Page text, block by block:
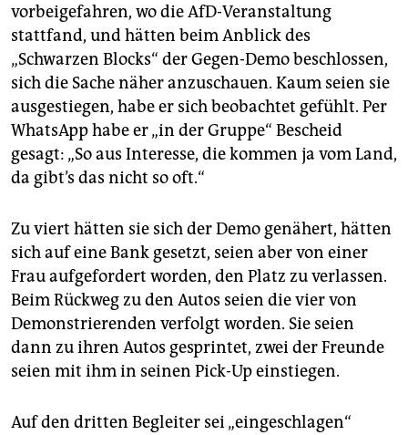
vorbeigefahren, wo die AfD-Veranstaltung
stattfand, und hätten beim Anblick des
„Schwarzen Blocks“ der Gegen-Demo beschlossen,
sich die Sache näher anzuschauen. Kaum seien sie
ausgestiegen, habe er sich beobachtet gefühlt. Per
WhatsApp habe er „in der Gruppe“ Bescheid
gesagt: „So aus Interesse, die kommen ja vom Land,
da gibt’s das nicht so oft.“
Zu viert hätten sie sich der Demo genähert, hätten
sich auf eine Bank gesetzt, seien aber von einer
Frau aufgefordert worden, den Platz zu verlassen.
Beim Rückweg zu den Autos seien die vier von
Demonstrierenden verfolgt worden. Sie seien
dann zu ihren Autos gesprintet, zwei der Freunde
seien mit ihm in seinen Pick-Up einstiegen.
Auf den dritten Begleiter sei „eingeschlagen“